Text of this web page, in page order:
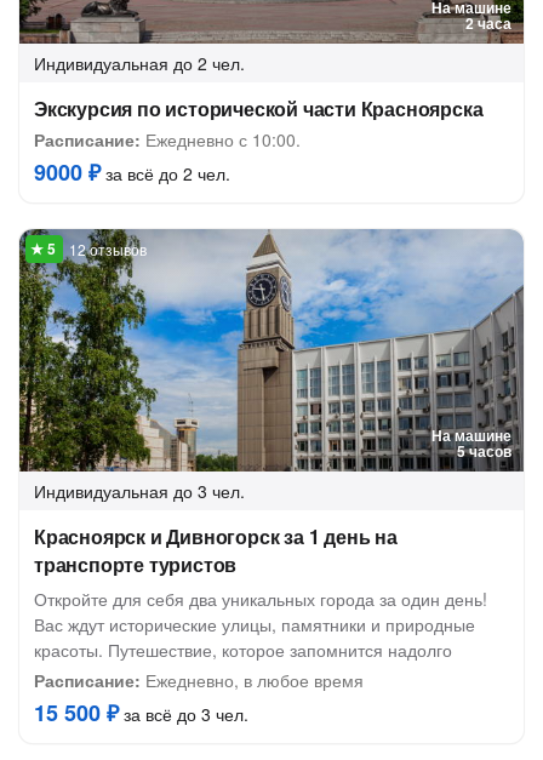
На машине
2 часа
Индивидуальная до 2 чел.
Экскурсия по исторической части Красноярска
Расписание: Ежедневно с 10:00.
9000 ₽за всё до 2 чел.
На машине
5 часов
12 отзывов
Индивидуальная до 3 чел.
Красноярск и Дивногорск за 1 день на
транспорте туристов
Откройте для себя два уникальных города за один день!
Вас ждут исторические улицы, памятники и природные
красоты. Путешествие, которое запомнится надолго
Расписание: Ежедневно, в любое время
15 500 ₽за всё до 3 чел.